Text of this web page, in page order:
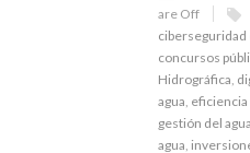
are Off
ciberseguridad
concursos
Hidrográfica,
agua,
gestión del agua
agua,